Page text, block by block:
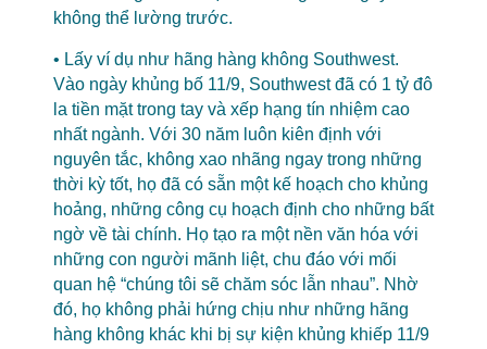
không thể lường trước.
• Lấy ví dụ như hãng hàng không Southwest.
Vào ngày khủng bố 11/9, Southwest đã có 1 tỷ đô
la tiền mặt trong tay và xếp hạng tín nhiệm cao
nhất ngành. Với 30 năm luôn kiên định với
nguyên tắc, không xao nhãng ngay trong những
thời kỳ tốt, họ đã có sẵn một kế hoạch cho khủng
hoảng, những công cụ hoạch định cho những bất
ngờ về tài chính. Họ tạo ra một nền văn hóa với
những con người mãnh liệt, chu đáo với mối
quan hệ “chúng tôi sẽ chăm sóc lẫn nhau”. Nhờ
đó, họ không phải hứng chịu như những hãng
hàng không khác khi bị sự kiện khủng khiếp 11/9